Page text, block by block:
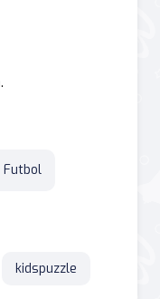
Futbol
kidspuzzle